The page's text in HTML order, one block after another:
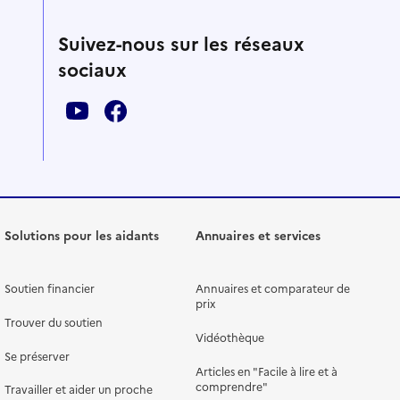
Suivez-nous sur les réseaux
sociaux
Solutions pour les aidants
Soutien financier
Trouver du soutien
Se préserver
Travailler et aider un proche
Annuaires et services
Annuaires et comparateur de
prix
Vidéothèque
Articles en "Facile à lire et à
comprendre"